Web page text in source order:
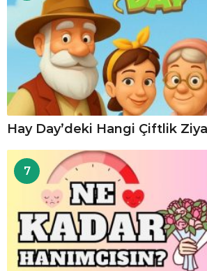
Hay Day’deki Hangi Çiftlik
7